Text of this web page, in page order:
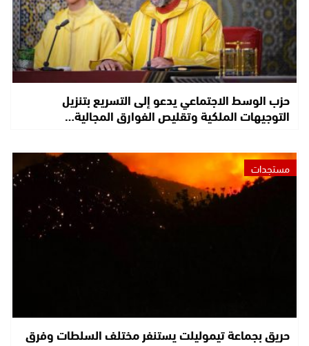
حزب الوسط الاجتماعي يدعو إلى التسريع بتنزيل
التوجيهات الملكية وتقليص الفوارق المجالية…
مستجدات
حريق بجماعة تيموليلت يستنفر مختلف السلطات وفرق